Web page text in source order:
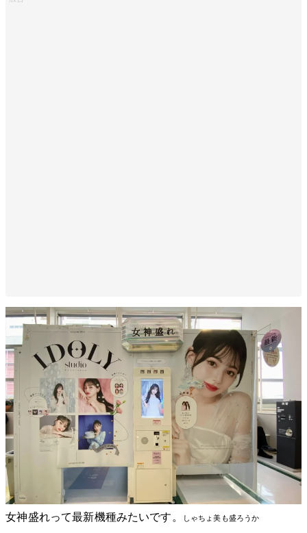
女神盛れって最新機種みたいです。 しゃちょ美も盛ろうか